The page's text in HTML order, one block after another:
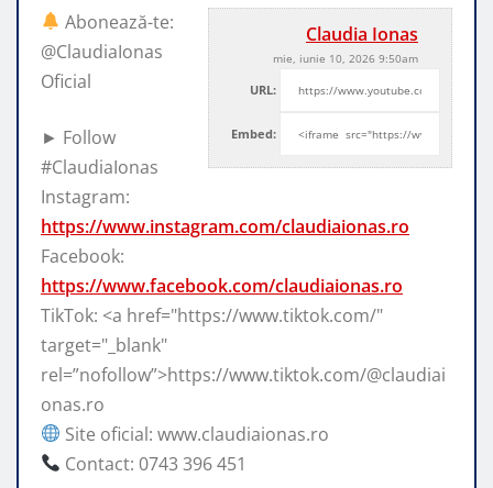
Claudia Ionas
mie, iunie 10, 2026 9:50am
URL:
Embed:
Abonează-te:
@ClaudiaIonas
Oficial
► Follow
#ClaudiaIonas
Instagram:
https://www.instagram.com/claudiaionas.ro
Facebook:
https://www.facebook.com/claudiaionas.ro
TikTok: <a href="https://www.tiktok.com/"
target="_blank"
rel=”nofollow”>https://www.tiktok.com/@claudiai
onas.ro
Site oficial: www.claudiaionas.ro
Contact: 0743 396 451